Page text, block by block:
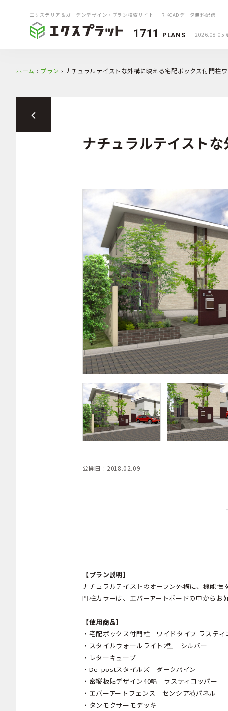
エクステリア＆ガーデンデザイン・プラン検索サイト ｜ RIKCADデータ無料配信
1711 PLANS 2026.08.05
ホーム › プラン › ナチュラルテイストな外構に映える宅配ボックス付門柱
ナチュラルテイスト
公開日 : 2018.02.09
【プラン説明】
ナチュラルテイストのオープン外構に、機能性
門柱カラーは、エバーアートボードの中からお
【使用商品】
・宅配ボックス付門柱 ワイドタイプ ラスティ
・スタイルウォールライト2型 シルバー
・レターキューブ
・De-postスタイルズ ダークパイン
・密縦板貼デザイン40幅 ラスティコッパー
・エバーアートフェンス センシア横パネル
・タンモクサーモデッキ